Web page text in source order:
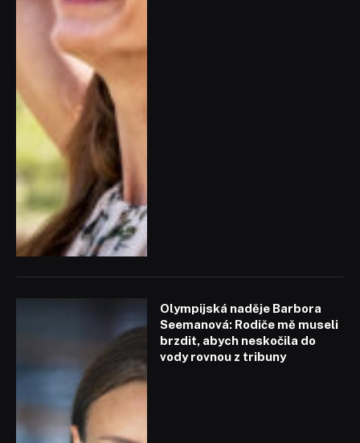
Olympijská naděje Barbora
Seemanová: Rodiče mě museli
brzdit, abych neskočila do
vody rovnou z tribuny